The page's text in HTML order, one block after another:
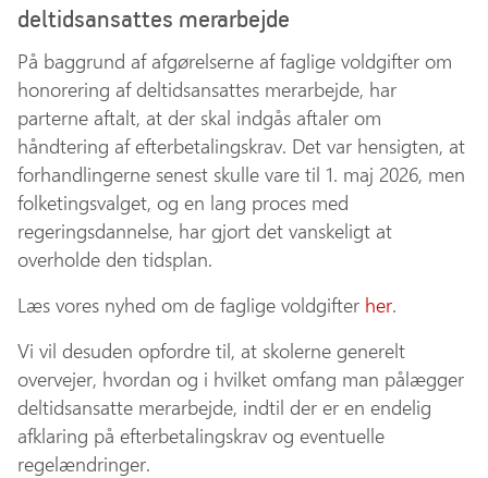
deltidsansattes merarbejde
På baggrund af afgørelserne af faglige voldgifter om
honorering af deltidsansattes merarbejde, har
parterne aftalt, at der skal indgås aftaler om
håndtering af efterbetalingskrav. Det var hensigten, at
forhandlingerne senest skulle vare til 1. maj 2026, men
folketingsvalget, og en lang proces med
regeringsdannelse, har gjort det vanskeligt at
overholde den tidsplan.
Læs vores nyhed om de faglige voldgifter her.
Vi vil desuden opfordre til, at skolerne generelt
overvejer, hvordan og i hvilket omfang man pålægger
deltidsansatte merarbejde, indtil der er en endelig
afklaring på efterbetalingskrav og eventuelle
regelændringer.